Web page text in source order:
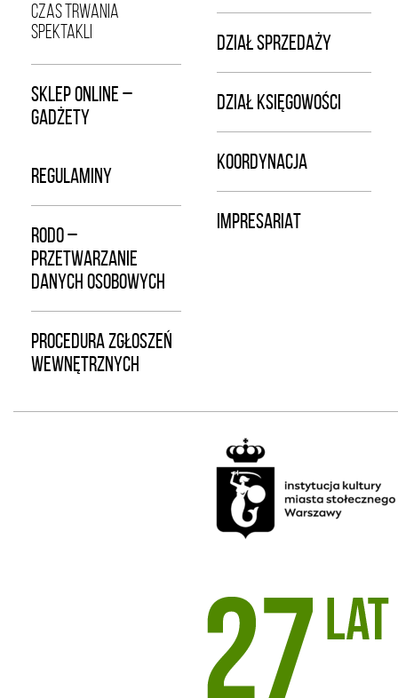
CZAS TRWANIA
SPEKTAKLI
SKLEP ONLINE –
GADŻETY
REGULAMINY
RODO –
PRZETWARZANIE
DANYCH OSOBOWYCH
PROCEDURA ZGŁOSZEŃ
WEWNĘTRZNYCH
DZIAŁ SPRZEDAŻY
DZIAŁ KSIĘGOWOŚCI
KOORDYNACJA
IMPRESARIAT